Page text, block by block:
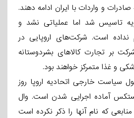
و واردات با ایران ادامه دهند.
تاسیس شد اما عملیاتی نشد و
نداده است. شرکت‌های اروپایی در
بر تجارت کالاهای بشردوستانه
و غذا متمرکز خواهند بود.
سیاست خارجی اتحادیه اروپا روز
آماده اجرایی شدن است. وال
که نام آنها را ذکر نکرده است